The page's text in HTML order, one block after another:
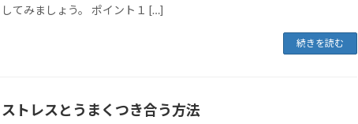
してみましょう。 ポイント１ […]
続きを読む
ストレスとうまくつき合う方法